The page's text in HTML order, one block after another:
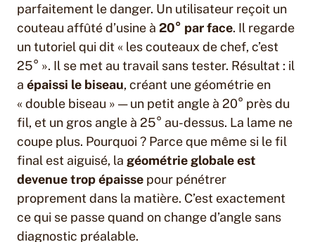
parfaitement le danger. Un utilisateur reçoit un
couteau affûté d’usine à 20° par face. Il regarde
un tutoriel qui dit « les couteaux de chef, c’est
25° ». Il se met au travail sans tester. Résultat : il
a épaissi le biseau, créant une géométrie en
« double biseau » — un petit angle à 20° près du
fil, et un gros angle à 25° au-dessus. La lame ne
coupe plus. Pourquoi ? Parce que même si le fil
final est aiguisé, la géométrie globale est
devenue trop épaisse pour pénétrer
proprement dans la matière. C’est exactement
ce qui se passe quand on change d’angle sans
diagnostic préalable.